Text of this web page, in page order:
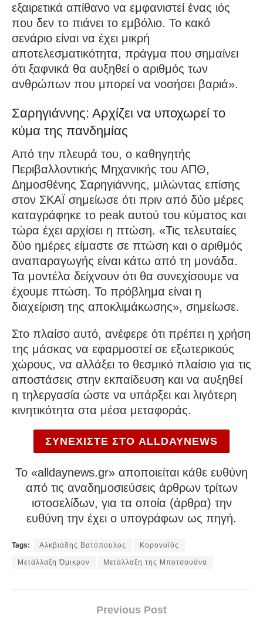
εξαιρετικά απίθανο να εμφανιστεί ένας ιός
που δεν το πιάνει το εμβόλιο. Το κακό
σενάριο είναι να έχει μικρή
αποτελεσματικότητα, πράγμα που σημαίνει
ότι ξαφνικά θα αυξηθεί ο αριθμός των
ανθρώπων που μπορεί να νοσήσει βαριά».
Σαρηγιάννης: Αρχίζει να υποχωρεί το
κύμα της πανδημίας
Από την πλευρά του, ο καθηγητής
Περιβαλλοντικής Μηχανικής του ΑΠΘ,
Δημοσθένης Σαρηγιάννης, μιλώντας επίσης
στον ΣΚΑΪ σημείωσε ότι πριν από δύο μέρες
καταγράφηκε το peak αυτού του κύματος και
τώρα έχει αρχίσει η πτώση. «Τις τελευταίες
δύο ημέρες είμαστε σε πτώση και ο αριθμός
αναπαραγωγής είναι κάτω από τη μονάδα.
Τα μοντέλα δείχνουν ότι θα συνεχίσουμε να
έχουμε πτώση. Το πρόβλημα είναι η
διαχείριση της αποκλιμάκωσης», σημείωσε.
Στο πλαίσο αυτό, ανέφερε ότι πρέπει η χρήση
της μάσκας να εφαρμοστεί σε εξωτερικούς
χώρους, να αλλάξει το θεσμικό πλαίσιο για τις
αποστάσεις στην εκπαίδευση και να αυξηθεί
η τηλεργασία ώστε να υπάρξει και λιγότερη
κινητικότητα στα μέσα μεταφοράς.
ΣΥΝΕΧΙΣΤΕ ΣΤΟ ALLDAYNEWS
To «alldaynews.gr» αποποιείται κάθε ευθύνη
από τις αναδημοσιεύσεις άρθρων τρίτων
ιστοσελίδων, για τα οποία (άρθρα) την
ευθύνη την έχει ο υπογράφων ως πηγή.
Tags: Αλκβιάδης Βατόπουλος Κορονοϊός
Μετάλλαξη Όμικρον Μετάλλαξη της Μποτσουάνα
Previous Post